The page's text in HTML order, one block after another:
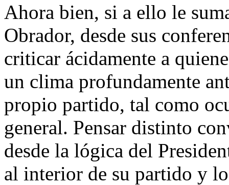
Ahora bien, si a ello le
Obrador, desde sus
criticar ácidamente a
un clima profundamente
propio partido, tal como
general. Pensar distinto
desde la lógica del
al interior de su partido y